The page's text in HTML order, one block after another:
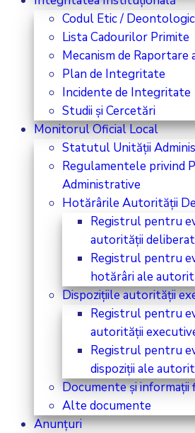
Codul Etic / Deontologic
Lista Cadourilor Primite
Mecanism de
Plan de Integritate
Incidente de Integritate
Studii și Cercetări
Monitorul Oficial Local
Statutul Unității
Regulamentele privind
Administrative
Hotărârile Autorității
Registrul pentru
autorității
Registrul pentru
hotărâri ale
Dispozițiile autorității
Registrul pentru
autorității
Registrul pentru
dispoziții ale
Documente și informații
Alte documente
Anunțuri